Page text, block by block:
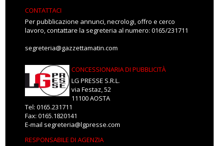
CONTATTACI
Per pubblicazione annunci, necrologi, offro e cerco
lavoro, contattare la segreteria al numero: 0165/231711
segreteria@gazzettamatin.com
CONCESSIONARIA DI PUBBLICITÀ
LG PRESSE S.R.L.
via Festaz, 52
11100 AOSTA
Tel: 0165.231711
Fax: 0165.1820141
E-mail segreteria@lgpresse.com
RESPONSABILE DI AGENZIA